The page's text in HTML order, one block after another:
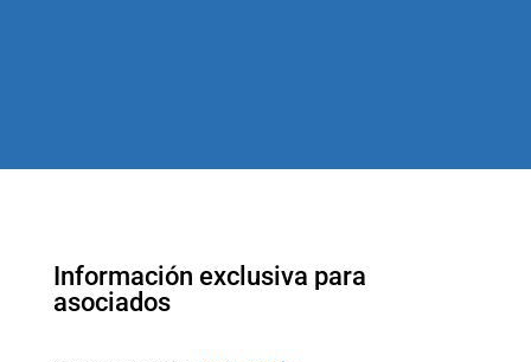
Información exclusiva para
asociados